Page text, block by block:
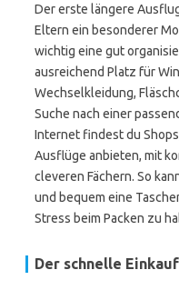
Der erste längere
Eltern ein besonderer
wichtig eine gut
ausreichend Platz für
Wechselkleidung,
Suche nach einer
Internet findest du
Ausflüge anbieten, mit
cleveren Fächern. So
und bequem eine
Stress beim Packen zu
Der schnelle